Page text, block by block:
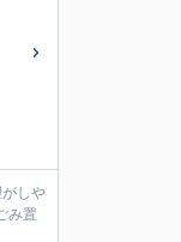
しや
み置